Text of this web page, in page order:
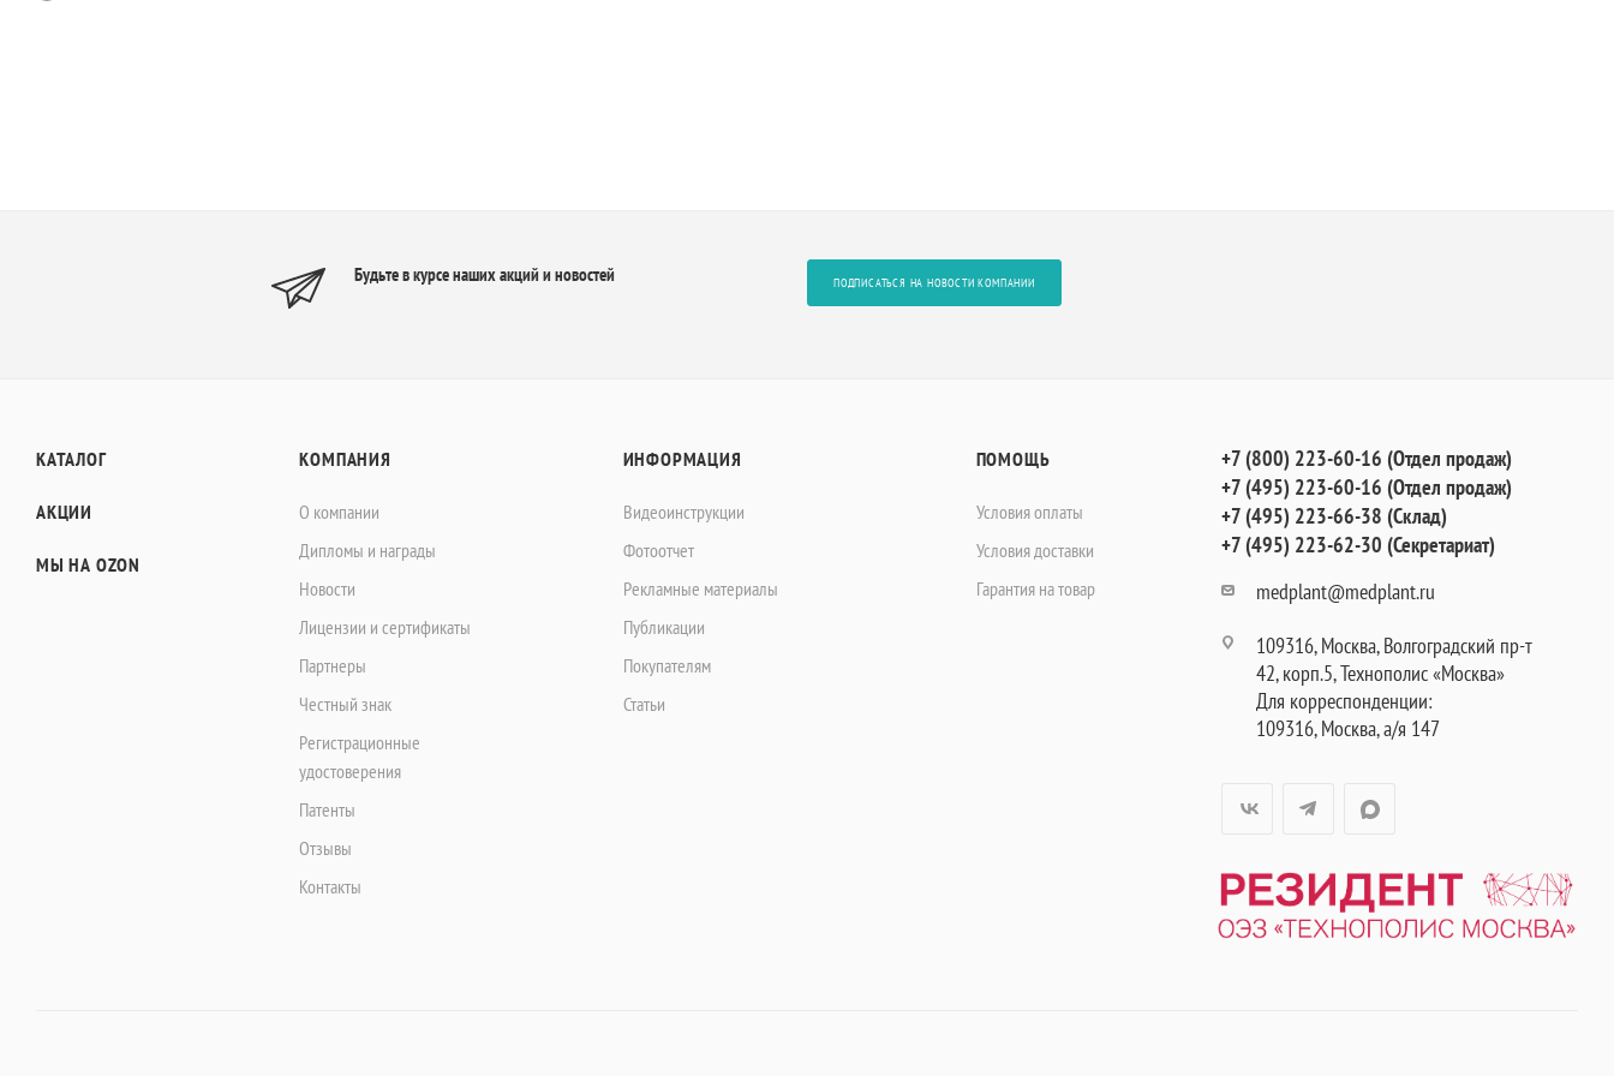
Будьте в курсе наших акций и новостей ПОДПИСАТЬСЯ НА НОВОСТИ КОМПАНИИ
КАТАЛОГ
АКЦИИ
МЫ НА OZON
КОМПАНИЯ
О компании
Дипломы и награды
Новости
Лицензии и сертификаты
Партнеры
Честный знак
Регистрационные
удостоверения
Патенты
Отзывы
Контакты
ИНФОРМАЦИЯ
Видеоинструкции
Фотоотчет
Рекламные материалы
Публикации
Покупателям
Статьи
ПОМОЩЬ
Условия оплаты
Условия доставки
Гарантия на товар
+7 (800) 223-60-16 (Отдел продаж)
+7 (495) 223-60-16 (Отдел продаж)
+7 (495) 223-66-38 (Склад)
+7 (495) 223-62-30 (Секретариат)
medplant@medplant.ru
109316, Москва, Волгоградский пр-т
42, корп.5, Технополис «Москва»
Для корреспонденции:
109316, Москва, а/я 147